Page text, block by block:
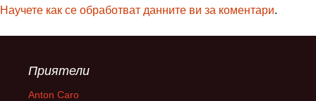
Научете как се обработват данните ви за коментари.
Приятели
Anton Caro